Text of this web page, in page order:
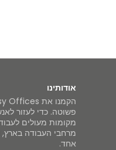
אודותינו
פשוטה. כדי לעזור
מקומות מעולים
מרחבי העבודה
אחד.